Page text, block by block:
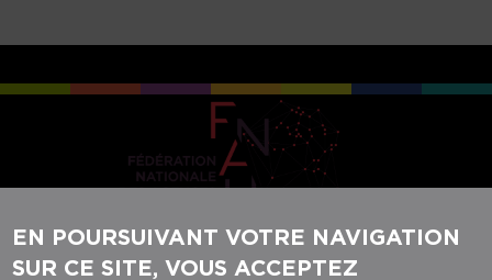
EN POURSUIVANT VOTRE NAVIGATION
SUR CE SITE, VOUS ACCEPTEZ